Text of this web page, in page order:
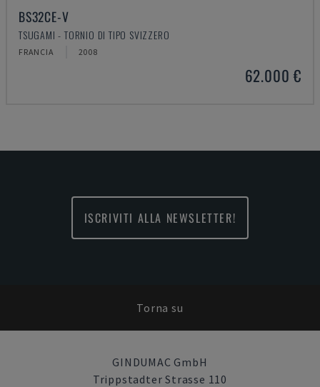
BS32CE-V
TSUGAMI - TORNIO DI TIPO SVIZZERO
FRANCIA 2008
62.000 €
ISCRIVITI ALLA NEWSLETTER!
Torna su
GINDUMAC GmbH
Trippstadter Strasse 110